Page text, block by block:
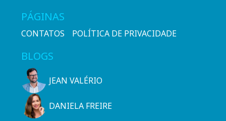
PÁGINAS
CONTATOS POLÍTICA DE PRIVACIDADE
BLOGS
JEAN VALÉRIO
DANIELA FREIRE